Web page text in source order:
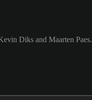
Diks and Maarten Paes.